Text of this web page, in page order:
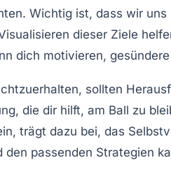
Wichtig ist, dass wir uns
dieser Ziele
dich motivieren,
sollten
die dir hilft, am Ball zu
trägt dazu bei, das
den passenden Strategien